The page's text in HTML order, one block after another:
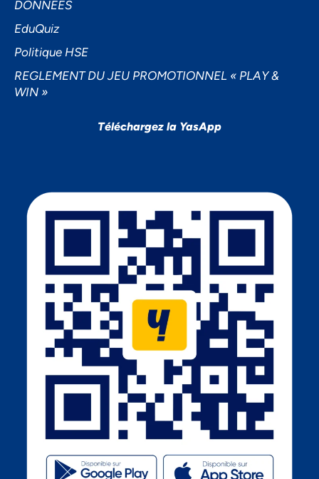
DONNEES
EduQuiz
Politique HSE
REGLEMENT DU JEU PROMOTIONNEL « PLAY &
WIN »
Téléchargez la YasApp